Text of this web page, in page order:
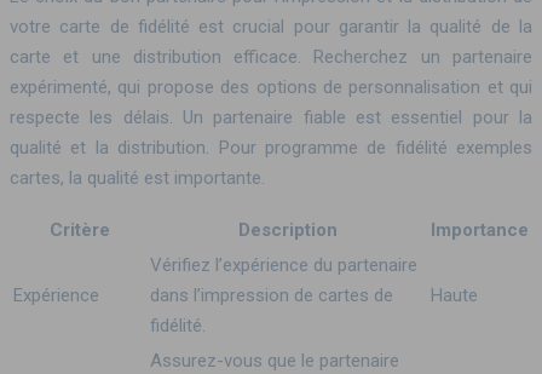
votre carte de fidélité est crucial pour garantir la qualité de la
carte et une distribution efficace. Recherchez un partenaire
expérimenté, qui propose des options de personnalisation et qui
respecte les délais. Un partenaire fiable est essentiel pour la
qualité et la distribution. Pour programme de fidélité exemples
cartes, la qualité est importante.
Critère Description Importance
Expérience
Vérifiez l’expérience du partenaire
dans l’impression de cartes de
fidélité.
Haute
Assurez-vous que le partenaire